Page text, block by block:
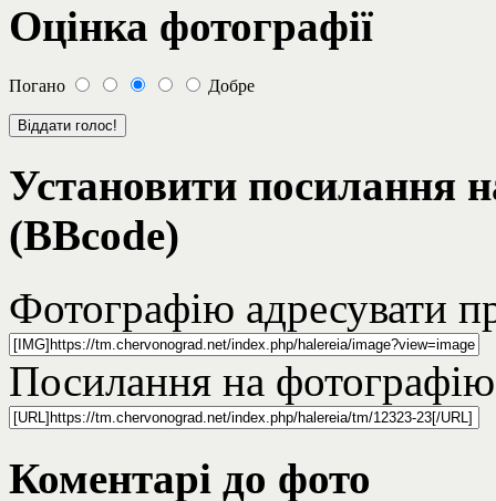
Оцінка фотографії
Погано Добре
Установити посилання
(BBcode)
Фотографію адресувати
Посилання на
Коментарі до фото